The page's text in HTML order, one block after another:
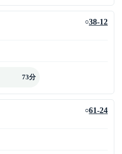
○38-12
73分
○61-24